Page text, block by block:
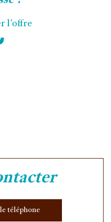
l'offre
téléphone